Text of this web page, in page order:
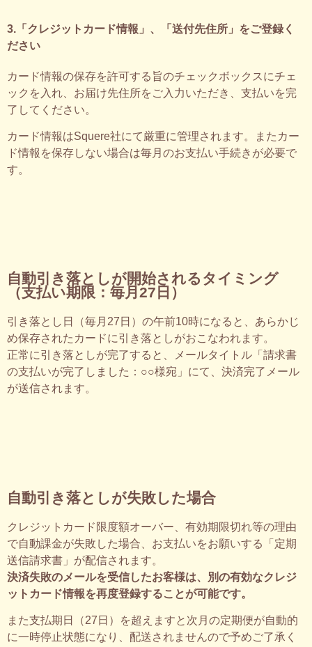
3.「クレジットカード情報」、「送付先住所」をご登録く
ださい
カード情報の保存を許可する旨のチェックボックスにチェ
ックを入れ、お届け先住所をご入力いただき、支払いを完
了してください。
カード情報はSquere社にて厳重に管理されます。またカー
ド情報を保存しない場合は毎月のお支払い手続きが必要で
す。
自動引き落としが開始されるタイミング
（支払い期限：毎月27日）
引き落とし日（毎月27日）の午前10時になると、あらかじ
め保存されたカードに引き落としがおこなわれます。
正常に引き落としが完了すると、メールタイトル「請求書
の支払いが完了しました：○○様宛」にて、決済完了メール
が送信されます。
自動引き落としが失敗した場合
クレジットカード限度額オーバー、有効期限切れ等の理由
で自動課金が失敗した場合、お支払いをお願いする「定期
送信請求書」が配信されます。
決済失敗のメールを受信したお客様は、別の有効なクレジ
ットカード情報を再度登録することが可能です。
また支払期日（27日）を超えますと次月の定期便が自動的
に一時停止状態になり、配送されませんので予めご了承く